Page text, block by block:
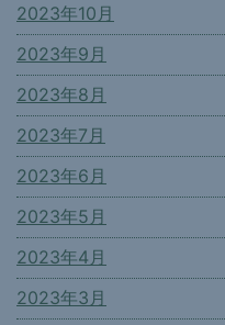
2023年10月
2023年9月
2023年8月
2023年7月
2023年6月
2023年5月
2023年4月
2023年3月